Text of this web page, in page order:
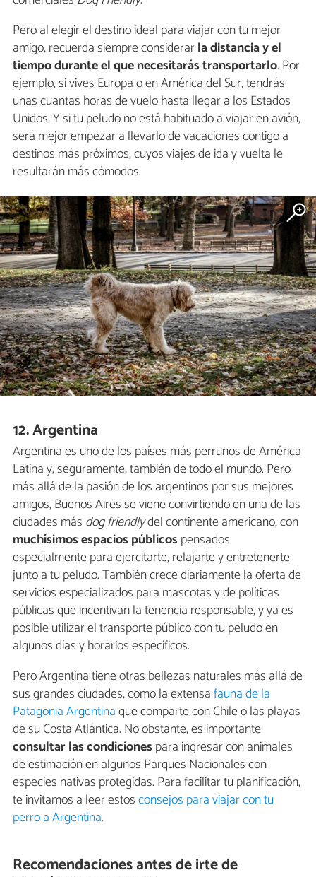
Pero al elegir el destino ideal para viajar con tu mejor
amigo, recuerda siempre considerarla distancia y el
tiempo durante el que necesitarás transportarlo. Por
ejemplo, si vives Europa o en América del Sur, tendrás
unas cuantas horas de vuelo hasta llegar a los Estados
Unidos. Y si tu peludo no está habituado a viajar en avión,
será mejor empezar a llevarlo de vacaciones contigo a
destinos más próximos, cuyos viajes de ida y vuelta le
resultarán más cómodos.
12. Argentina
Argentina es uno de los países más perrunos de América
Latina y, seguramente, también de todo el mundo. Pero
más allá de la pasión de los argentinos por sus mejores
amigos, Buenos Aires se viene convirtiendo en una de las
ciudades más dog friendlydel continente americano, con
muchísimos espacios públicos pensados
especialmente para ejercitarte, relajarte y entretenerte
junto a tu peludo. También crece diariamente la oferta de
servicios especializados para mascotas y de políticas
públicas que incentivan la tenencia responsable, y ya es
posible utilizar el transporte público con tu peludo en
algunos días y horarios específicos.
Pero Argentina tiene otras bellezas naturales más allá de
sus grandes ciudades, como la extensafauna de la
Patagonia Argentinaque comparte con Chile o las playas
de su Costa Atlántica. No obstante, es importante
consultar las condiciones para ingresar con animales
de estimación en algunos Parques Nacionales con
especies nativas protegidas. Para facilitar tu planificación,
te invitamos a leer estosconsejos para viajar con tu
perro a Argentina.
Recomendaciones antes de irte de